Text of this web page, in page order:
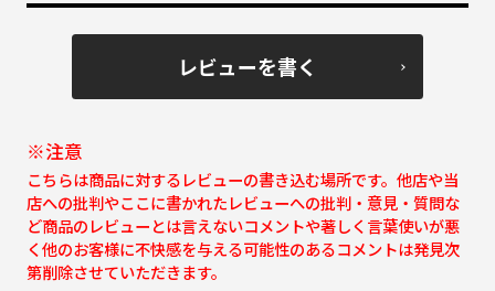
レビューを書く
※注意
こちらは商品に対するレビューの書き込む場所です。他店や当
店への批判やここに書かれたレビューへの批判・意見・質問な
ど商品のレビューとは言えないコメントや著しく言葉使いが悪
く他のお客様に不快感を与える可能性のあるコメントは発見次
第削除させていただきます。